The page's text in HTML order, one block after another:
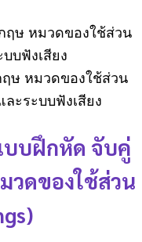
ษ หมวดของใช้ส่วน
ะระบบฟังเสียง
บบฝึกหัด จับคู่
ดของใช้ส่วน